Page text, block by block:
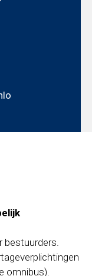
bestuurders.
omnibus).